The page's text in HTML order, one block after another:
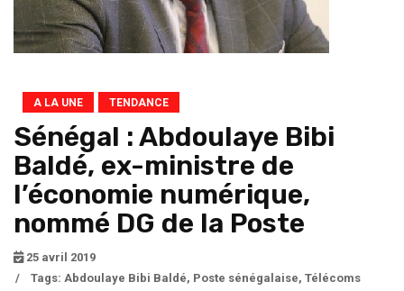
A LA UNE TENDANCE
Sénégal : Abdoulaye Bibi
Baldé, ex-ministre de
l’économie numérique,
nommé DG de la Poste
25 avril 2019
/
Tags: Abdoulaye Bibi Baldé, Poste sénégalaise, Télécoms